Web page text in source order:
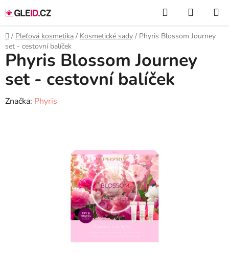
na
obsah
Hledat
KOŠÍK
Domů
/ Pleťová kosmetika / Kosmetické sady / Phyris Blossom Journey
set - cestovní balíček
Phyris Blossom Journey
set - cestovní balíček
Značka: Phyris